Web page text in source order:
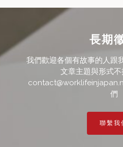
長期
我們歡迎各個有故事的人跟
文章主題與形式
們
聯繫我